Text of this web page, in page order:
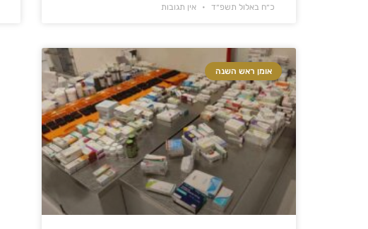
כ״ח באלול תשפ״ד אין תגובות
אומן ראש השנה